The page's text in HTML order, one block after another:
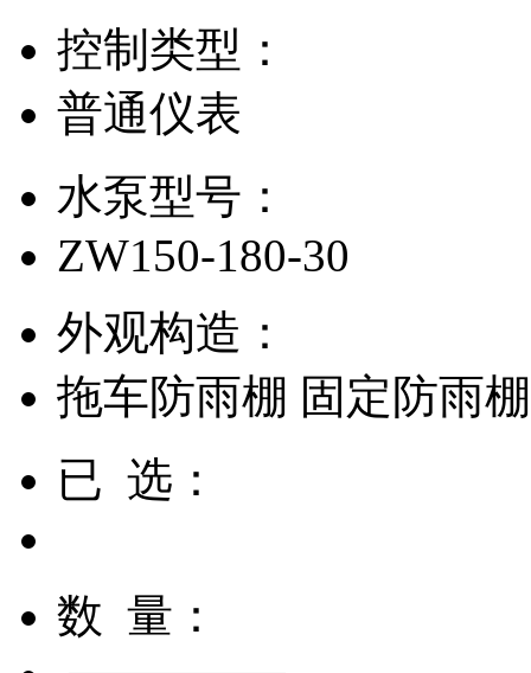
控制类型：
普通仪表
水泵型号：
ZW150-180-30
外观构造：
拖车防雨棚 固定防雨
已 选：
数 量：